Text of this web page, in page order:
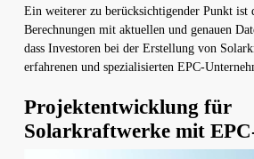
Ein weiterer zu berücksichtigender Punkt ist
Berechnungen mit aktuellen und genauen
dass Investoren bei der Erstellung von
erfahrenen und spezialisierten EPC-
Projektentwicklung für
Solarkraftwerke mit